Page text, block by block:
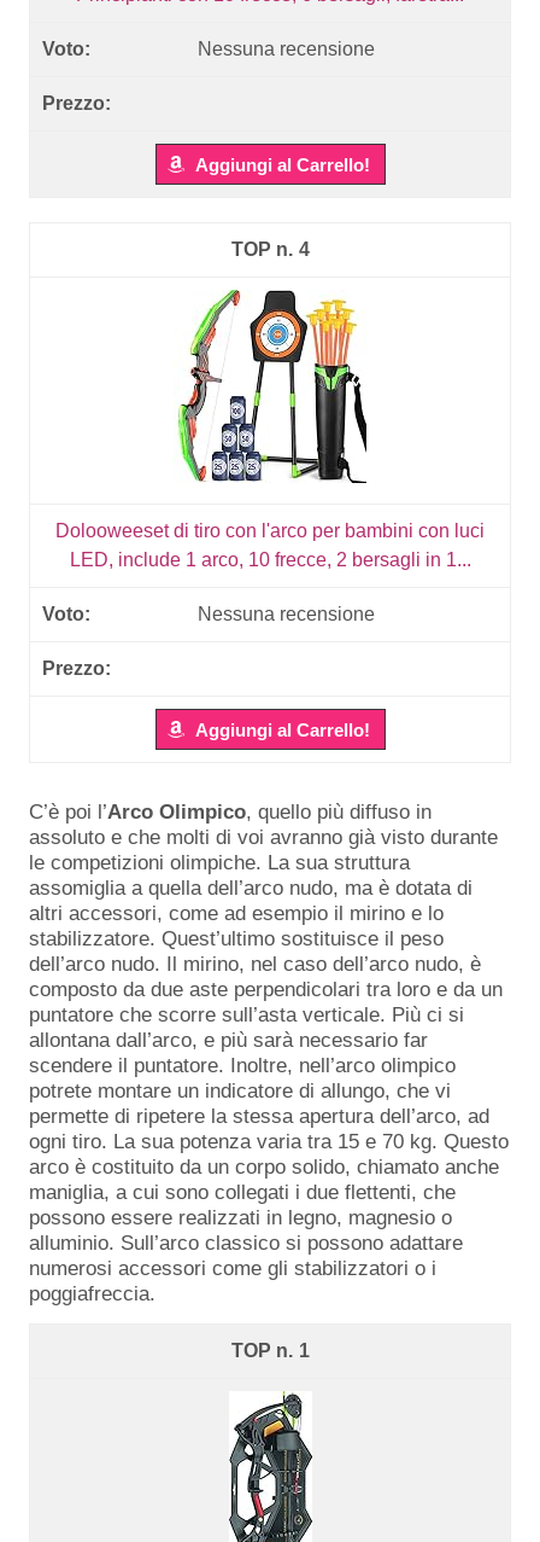
Nessuna recensione
Aggiungi al Carrello!
4
Dolooweeset di tiro con l'arco per bambini con luci
LED, include 1 arco, 10 frecce, 2 bersagli in 1...
Nessuna recensione
Aggiungi al Carrello!
C’è poi l’Arco Olimpico, quello più diffuso in
assoluto e che molti di voi avranno già visto durante
le competizioni olimpiche. La sua struttura
assomiglia a quella dell’arco nudo, ma è dotata di
altri accessori, come ad esempio il mirino e lo
stabilizzatore. Quest’ultimo sostituisce il peso
dell’arco nudo. Il mirino, nel caso dell’arco nudo, è
composto da due aste perpendicolari tra loro e da un
puntatore che scorre sull’asta verticale. Più ci si
allontana dall’arco, e più sarà necessario far
scendere il puntatore. Inoltre, nell’arco olimpico
potrete montare un indicatore di allungo, che vi
permette di ripetere la stessa apertura dell’arco, ad
ogni tiro. La sua potenza varia tra 15 e 70 kg. Questo
arco è costituito da un corpo solido, chiamato anche
maniglia, a cui sono collegati i due flettenti, che
possono essere realizzati in legno, magnesio o
alluminio. Sull’arco classico si possono adattare
numerosi accessori come gli stabilizzatori o i
poggiafreccia.
1